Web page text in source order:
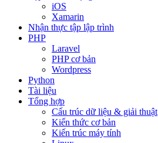
iOS
Xamarin
Nhận thực tập lập trình
PHP
Laravel
PHP cơ bản
Wordpress
Python
Tài liệu
Tổng hợp
Cấu trúc dữ liệu & giải thuật
Kiến thức cơ bản
Kiến trúc máy tính